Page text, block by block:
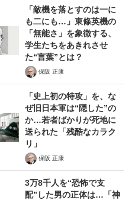
「敵機を落とすのは一に
も二にも…」東條英機の
「無能さ」を象徴する、
学生たちをあきれさせ
た“言葉”とは？
保阪 正康
「史上初の特攻」を、な
ぜ旧日本軍は“隠した”の
か…若者ばかりが死地に
送られた「残酷なカラク
リ」
保阪 正康
3万8千人を“恐怖で支
配”した男の正体は…「神